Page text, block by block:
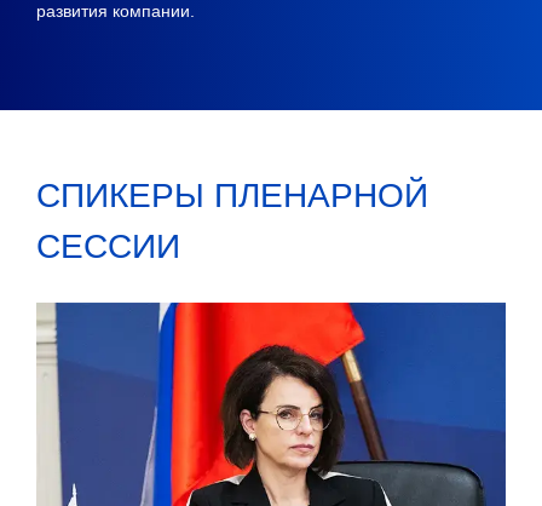
развития компании.
СПИКЕРЫ ПЛЕНАРНОЙ
СЕССИИ